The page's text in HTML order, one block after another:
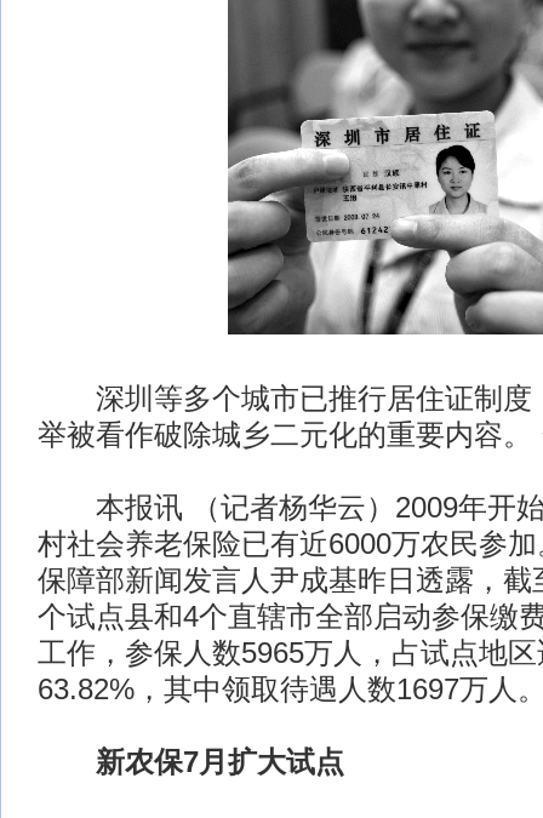
深圳等多个城市已推行居住证制度
举被看作破除城乡二元化的重要内容。
本报讯 （记者杨华云）2009年开始
村社会养老保险已有近6000万农民参
保障部新闻发言人尹成基昨日透露，截
个试点县和4个直辖市全部启动参保缴
工作，参保人数5965万人，占试点地
63.82%，其中领取待遇人数1697万人
新农保7月扩大试点